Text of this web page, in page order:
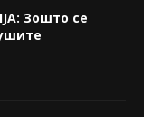
Зошто се